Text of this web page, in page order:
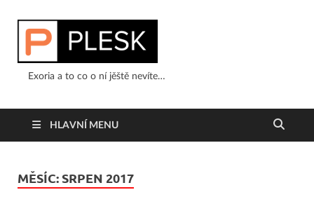
Exoria a to co o ní jěště nevíte…
HLAVNÍ MENU
MĚSÍC: SRPEN 2017